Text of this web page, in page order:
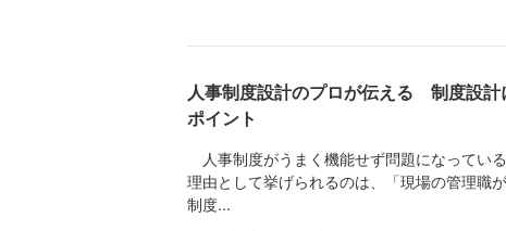
人事制度設計のプロが伝える 制度設
ポイント
人事制度がうまく機能せず問題になってい
理由として挙げられるのは、「現場の管理職
制度...